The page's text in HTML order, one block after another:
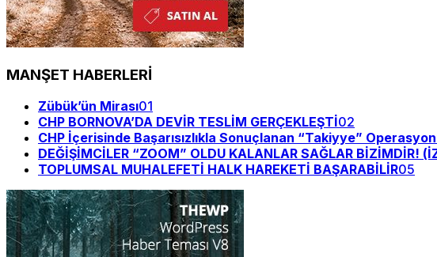
MANŞET HABERLERİ
Zübük’ün Mirası01
CHP BORNOVA’DA DEVİR TESLİM GERÇEKLEŞTİ02
CHP İçerisinde Başarısızlıkla Sonuçlanan “Takiyye”
DEĞİŞİMCİLER “ZOOM” OLDU KALANLAR SAĞLAR BİZİMDİR!
TOPLUMSAL MUHALEFETİ HALK HAREKETİ BAŞARABİLİR05